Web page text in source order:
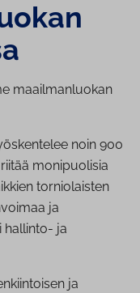
maailmanluokan
noin 900
monipuolisia
torniolaisten
ja
hallinto- ja
ja